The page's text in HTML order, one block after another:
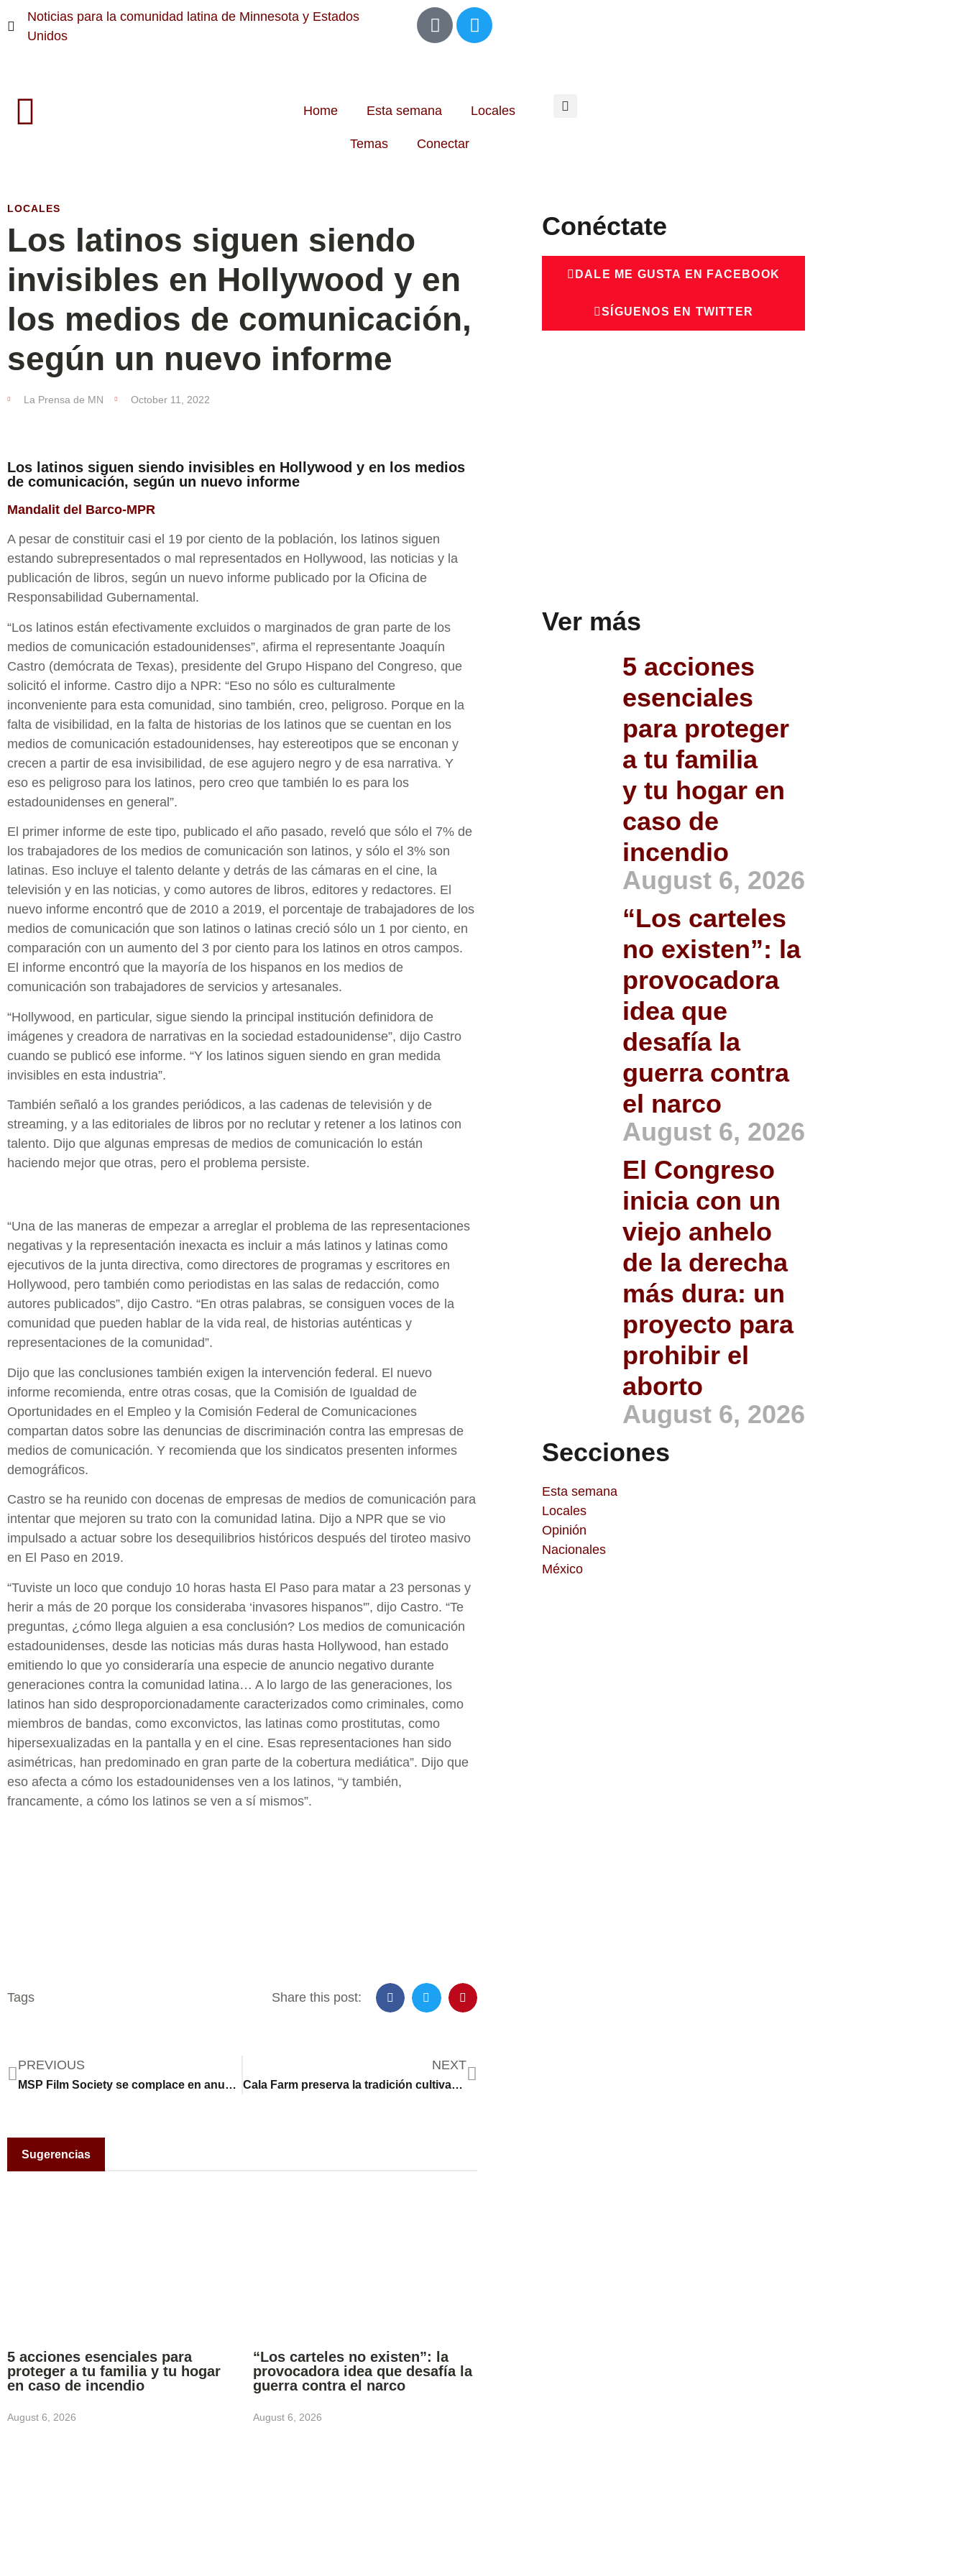
Noticias para la comunidad latina de Minnesota y Estados
Unidos
Home Esta semana Locales
Temas Conectar
LOCALES
Los latinos siguen siendo
invisibles en Hollywood y en
los medios de comunicación,
según un nuevo informe
La Prensa de MN October 11, 2022
Los latinos siguen siendo invisibles en Hollywood y en los medios
de comunicación, según un nuevo informe
Mandalit del Barco-MPR
A pesar de constituir casi el 19 por ciento de la población, los latinos siguen
estando subrepresentados o mal representados en Hollywood, las noticias y la
publicación de libros, según un nuevo informe publicado por la Oficina de
Responsabilidad Gubernamental.
“Los latinos están efectivamente excluidos o marginados de gran parte de los
medios de comunicación estadounidenses”, afirma el representante Joaquín
Castro (demócrata de Texas), presidente del Grupo Hispano del Congreso, que
solicitó el informe. Castro dijo a NPR: “Eso no sólo es culturalmente
inconveniente para esta comunidad, sino también, creo, peligroso. Porque en la
falta de visibilidad, en la falta de historias de los latinos que se cuentan en los
medios de comunicación estadounidenses, hay estereotipos que se enconan y
crecen a partir de esa invisibilidad, de ese agujero negro y de esa narrativa. Y
eso es peligroso para los latinos, pero creo que también lo es para los
estadounidenses en general”.
El primer informe de este tipo, publicado el año pasado, reveló que sólo el 7% de
los trabajadores de los medios de comunicación son latinos, y sólo el 3% son
latinas. Eso incluye el talento delante y detrás de las cámaras en el cine, la
televisión y en las noticias, y como autores de libros, editores y redactores. El
nuevo informe encontró que de 2010 a 2019, el porcentaje de trabajadores de los
medios de comunicación que son latinos o latinas creció sólo un 1 por ciento, en
comparación con un aumento del 3 por ciento para los latinos en otros campos.
El informe encontró que la mayoría de los hispanos en los medios de
comunicación son trabajadores de servicios y artesanales.
“Hollywood, en particular, sigue siendo la principal institución definidora de
imágenes y creadora de narrativas en la sociedad estadounidense”, dijo Castro
cuando se publicó ese informe. “Y los latinos siguen siendo en gran medida
invisibles en esta industria”.
También señaló a los grandes periódicos, a las cadenas de televisión y de
streaming, y a las editoriales de libros por no reclutar y retener a los latinos con
talento. Dijo que algunas empresas de medios de comunicación lo están
haciendo mejor que otras, pero el problema persiste.
“Una de las maneras de empezar a arreglar el problema de las representaciones
negativas y la representación inexacta es incluir a más latinos y latinas como
ejecutivos de la junta directiva, como directores de programas y escritores en
Hollywood, pero también como periodistas en las salas de redacción, como
autores publicados”, dijo Castro. “En otras palabras, se consiguen voces de la
comunidad que pueden hablar de la vida real, de historias auténticas y
representaciones de la comunidad”.
Dijo que las conclusiones también exigen la intervención federal. El nuevo
informe recomienda, entre otras cosas, que la Comisión de Igualdad de
Oportunidades en el Empleo y la Comisión Federal de Comunicaciones
compartan datos sobre las denuncias de discriminación contra las empresas de
medios de comunicación. Y recomienda que los sindicatos presenten informes
demográficos.
Castro se ha reunido con docenas de empresas de medios de comunicación para
intentar que mejoren su trato con la comunidad latina. Dijo a NPR que se vio
impulsado a actuar sobre los desequilibrios históricos después del tiroteo masivo
en El Paso en 2019.
“Tuviste un loco que condujo 10 horas hasta El Paso para matar a 23 personas y
herir a más de 20 porque los consideraba ‘invasores hispanos'”, dijo Castro. “Te
preguntas, ¿cómo llega alguien a esa conclusión? Los medios de comunicación
estadounidenses, desde las noticias más duras hasta Hollywood, han estado
emitiendo lo que yo consideraría una especie de anuncio negativo durante
generaciones contra la comunidad latina… A lo largo de las generaciones, los
latinos han sido desproporcionadamente caracterizados como criminales, como
miembros de bandas, como exconvictos, las latinas como prostitutas, como
hipersexualizadas en la pantalla y en el cine. Esas representaciones han sido
asimétricas, han predominado en gran parte de la cobertura mediática”. Dijo que
eso afecta a cómo los estadounidenses ven a los latinos, “y también,
francamente, a cómo los latinos se ven a sí mismos”.
Tags Share this post:
PREVIOUS
MSP Film Society se complace en anunciar la programación completa del 10º aniversario de CINE LATINO
NEXT
Cala Farm preserva la tradición cultivando flores que honran a los muertos
Sugerencias
5 acciones esenciales para
proteger a tu familia y tu hogar
en caso de incendio
August 6, 2026
“Los carteles no existen”: la
provocadora idea que desafía la
guerra contra el narco
August 6, 2026
Conéctate
DALE ME GUSTA EN FACEBOOK
SÍGUENOS EN TWITTER
Ver más
5 acciones
esenciales
para proteger
a tu familia
y tu hogar en
caso de
incendio
August 6, 2026
“Los carteles
no existen”: la
provocadora
idea que
desafía la
guerra contra
el narco
August 6, 2026
El Congreso
inicia con un
viejo anhelo
de la derecha
más dura: un
proyecto para
prohibir el
aborto
August 6, 2026
Secciones
Esta semana
Locales
Opinión
Nacionales
México